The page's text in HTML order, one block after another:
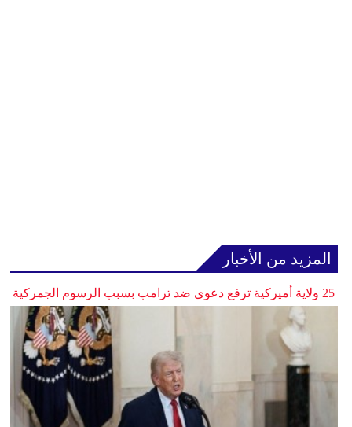
المزيد من الأخبار
25 ولاية أميركية ترفع دعوى ضد ترامب بسبب الرسوم الجمركية